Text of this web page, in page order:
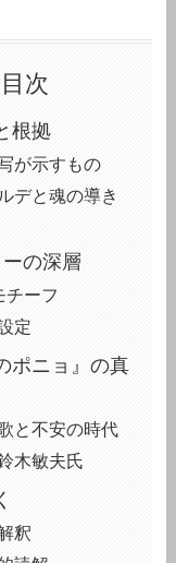
次
根拠
が示すもの
デと魂の導き
の深層
チーフ
定
ポニョ』の真
と不安の時代
木敏夫氏
釈